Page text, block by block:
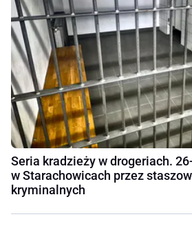
Seria kradzieży w drogeriach.
w Starachowicach przez
kryminalnych